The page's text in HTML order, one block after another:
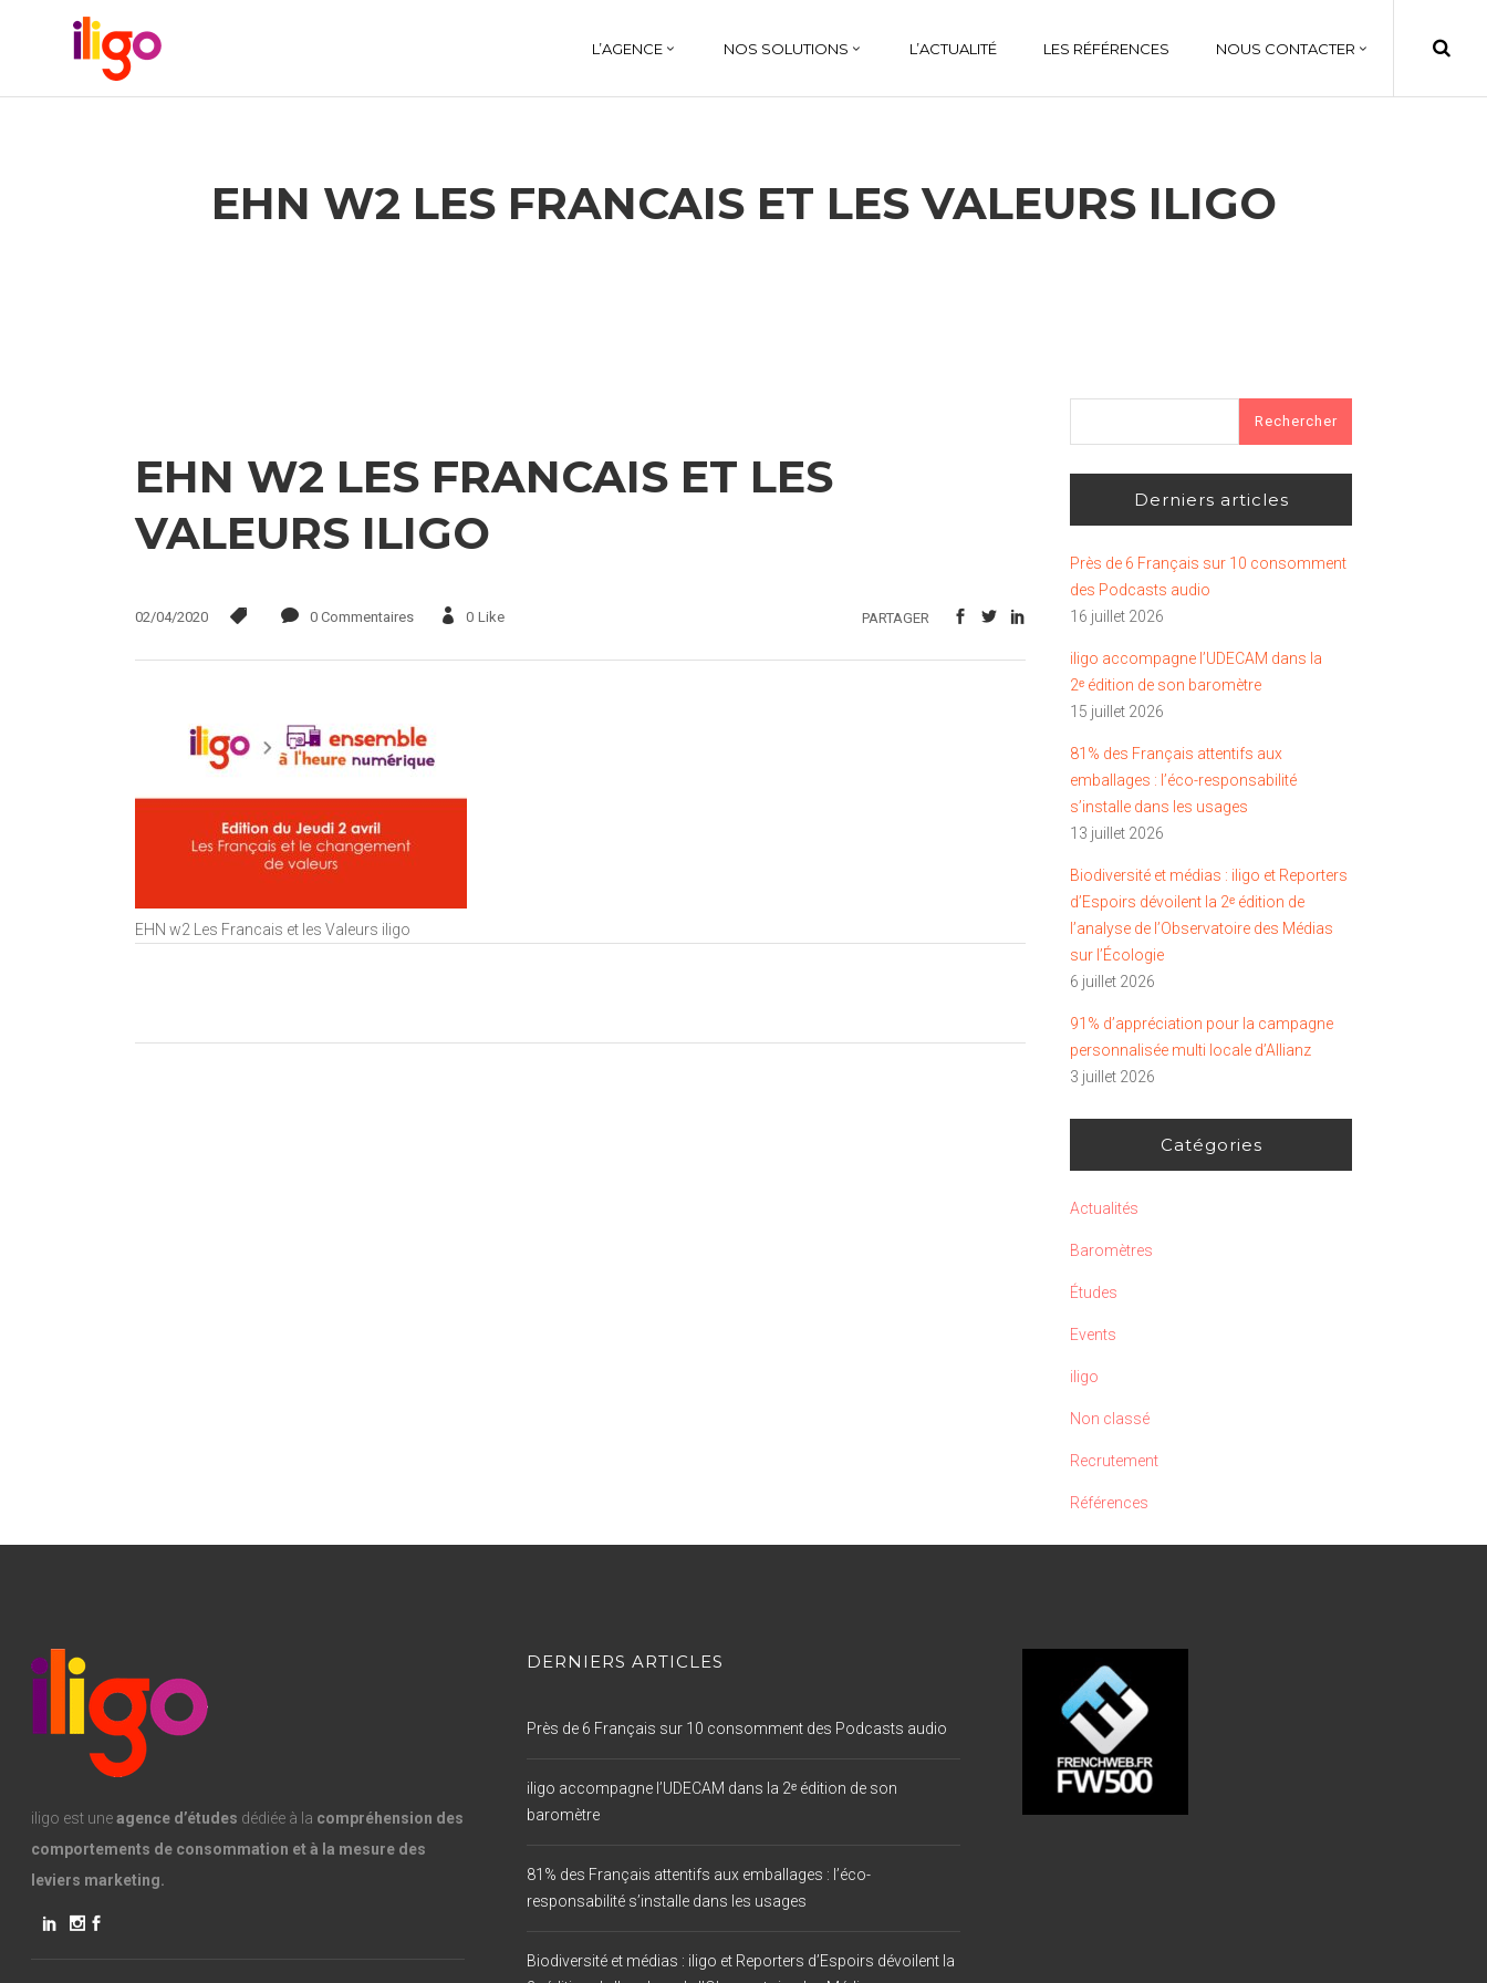
L’AGENCE NOS SOLUTIONS L’ACTUALITÉ LES RÉFÉRENCES NOUS CONTACTER
EHN W2 LES FRANCAIS ET LES VALEURS ILIGO
EHN W2 LES FRANCAIS ET LES
VALEURS ILIGO
02/04/2020 0 Commentaires 0 Like PARTAGER
EHN w2 Les Francais et les Valeurs iligo
Derniers articles
Près de 6 Français sur 10 consomment
des Podcasts audio
16 juillet 2026
iligo accompagne l’UDECAM dans la
2ᵉ édition de son baromètre
15 juillet 2026
81% des Français attentifs aux
emballages : l’éco-responsabilité
s’installe dans les usages
13 juillet 2026
Biodiversité et médias : iligo et Reporters
d’Espoirs dévoilent la 2ᵉ édition de
l’analyse de l’Observatoire des Médias
sur l’Écologie
6 juillet 2026
91% d’appréciation pour la campagne
personnalisée multi locale d’Allianz
3 juillet 2026
Catégories
Actualités
Baromètres
Études
Events
iligo
Non classé
Recrutement
Références
iligo est uneagence d’études dédiée à la compréhension des
comportements de consommation et à la mesure des
leviers marketing.
DERNIERS ARTICLES
Près de 6 Français sur 10 consomment des Podcasts audio
iligo accompagne l’UDECAM dans la 2ᵉ édition de son
baromètre
81% des Français attentifs aux emballages : l’éco-
responsabilité s’installe dans les usages
Biodiversité et médias : iligo et Reporters d’Espoirs dévoilent la